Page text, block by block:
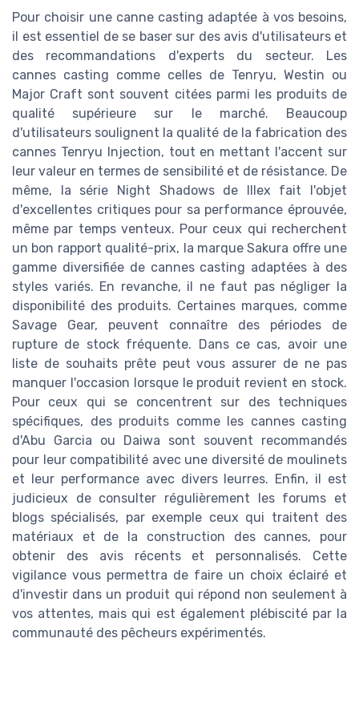
Pour choisir une canne casting adaptée à vos besoins,
il est essentiel de se baser sur des avis d'utilisateurs et
des recommandations d'experts du secteur. Les
cannes casting comme celles de Tenryu, Westin ou
Major Craft sont souvent citées parmi les produits de
qualité supérieure sur le marché. Beaucoup
d'utilisateurs soulignent la qualité de la fabrication des
cannes Tenryu Injection, tout en mettant l'accent sur
leur valeur en termes de sensibilité et de résistance. De
même, la série Night Shadows de Illex fait l'objet
d'excellentes critiques pour sa performance éprouvée,
même par temps venteux. Pour ceux qui recherchent
un bon rapport qualité-prix, la marque Sakura offre une
gamme diversifiée de cannes casting adaptées à des
styles variés. En revanche, il ne faut pas négliger la
disponibilité des produits. Certaines marques, comme
Savage Gear, peuvent connaître des périodes de
rupture de stock fréquente. Dans ce cas, avoir une
liste de souhaits prête peut vous assurer de ne pas
manquer l'occasion lorsque le produit revient en stock.
Pour ceux qui se concentrent sur des techniques
spécifiques, des produits comme les cannes casting
d'Abu Garcia ou Daiwa sont souvent recommandés
pour leur compatibilité avec une diversité de moulinets
et leur performance avec divers leurres. Enfin, il est
judicieux de consulter régulièrement les forums et
blogs spécialisés, par exemple ceux qui traitent des
matériaux et de la construction des cannes, pour
obtenir des avis récents et personnalisés. Cette
vigilance vous permettra de faire un choix éclairé et
d'investir dans un produit qui répond non seulement à
vos attentes, mais qui est également plébiscité par la
communauté des pêcheurs expérimentés.